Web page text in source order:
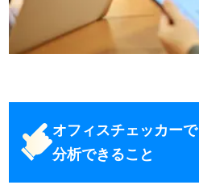
オフィスチェッカーで
分析できること